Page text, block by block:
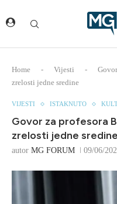
Home - Vijesti -
zrelosti jedne sredine
VIJESTI ISTAKNUTO
Govor za profesora
zrelosti jedne sredine
autor MG FORUM 09/06/